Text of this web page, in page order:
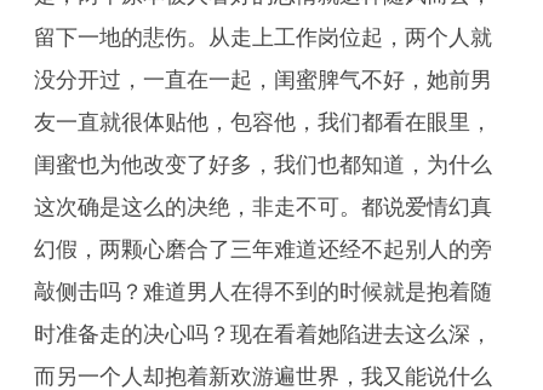
留下一地的悲伤。从走上工作岗位起，两个人就
没分开过，一直在一起，闺蜜脾气不好，她前男
友一直就很体贴他，包容他，我们都看在眼里，
闺蜜也为他改变了好多，我们也都知道，为什么
这次确是这么的决绝，非走不可。都说爱情幻真
幻假，两颗心磨合了三年难道还经不起别人的旁
敲侧击吗？难道男人在得不到的时候就是抱着随
时准备走的决心吗？现在看着她陷进去这么深，
而另一个人却抱着新欢游遍世界，我又能说什么